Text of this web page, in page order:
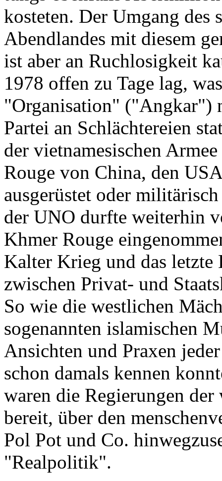
kosteten. Der Umgang des
Abendlandes mit diesem
ist aber an Ruchlosigkeit
1978 offen zu Tage lag,
"Organisation" ("Angkar")
Partei an Schlächtereien
der vietnamesischen
Rouge von China, den
ausgerüstet oder
der UNO durfte weiterhin
Khmer Rouge
Kalter Krieg und das
zwischen Privat- und
So wie die westlichen
sogenannten islamischen
Ansichten und Praxen
schon damals kennen
waren die Regierungen
bereit, über den
Pol Pot und Co.
"Realpolitik".